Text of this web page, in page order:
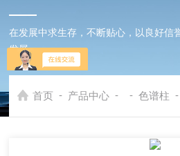
在发展中求生存，不断贴心，以良好信
发展
首页 - 产品中心 - - 色谱柱 -